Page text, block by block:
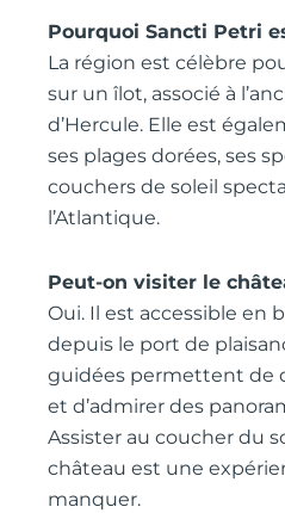
Pourquoi Sancti Petri
La région est célèbre
sur un îlot, associé à
d’Hercule. Elle est
ses plages dorées, ses
couchers de soleil
l’Atlantique.
Peut-on visiter le
Oui. Il est accessible en
depuis le port de
guidées permettent de
et d’admirer des
Assister au coucher du
château est une
manquer.